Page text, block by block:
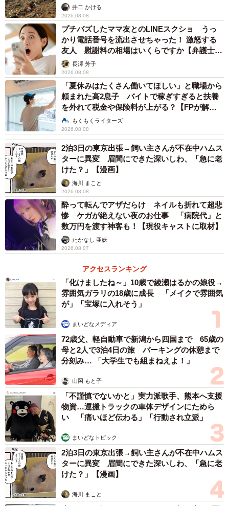
るか井二 かける
2026.08.08
プチバズしたママ友とのLINEスクショ うっ
かり電話番号を流出させちゃった！ 激怒する
友人 慰謝料の相場はいくらですか【弁護士が
解説】長澤 芳子
2026.08.08
「夏休みはたくさん働いてほしい」と職場から
頼まれた高2息子 バイトで稼ぎすぎると扶養
を外れて税金や保険料が上がる？【FPが解
説】もくもくライターズ
2026.08.08
2泊3日の東京出張→飼い主さんが不在中ハムス
ターに異変 眉間にできた深いしわ、「急に老
けた？」【漫画】
海川 まこと
2026.08.08
酔って転んでアザだらけ ネイルも折れて超悲
惨 ケガが絶えない夜のお仕事 「病院代」と
数万円を渡す神客も！【現役キャストに取材】
たかなし 亜妖
2026.08.07
アクセスランキング
「化けましたね～」10歳で綾瀬はるかの娘役→
雰囲気ガラリの18歳に成長 「メイクで雰囲気
が」「宝塚に入れそう」
まいどなメディア
72歳父、軽自動車で新潟から四国まで 65歳の
母と2人で3泊4日の旅 パーキングの休憩まで
分刻み… 「大学生でも組まねえよ！」
山岡 もと子
「不謹慎でないかと」実力派歌手、熊本へ支援
物資…運搬トラックの車体デザインにためら
い 「痛いほど伝わる」「行動され立派」
まいどなトピック
2泊3日の東京出張→飼い主さんが不在中ハムス
ターに異変 眉間にできた深いしわ、「急に老
けた？」【漫画】
海川 まこと